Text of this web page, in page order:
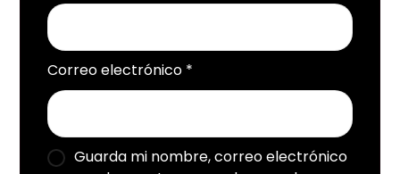
Correo electrónico *
Guarda mi nombre, correo electrónico